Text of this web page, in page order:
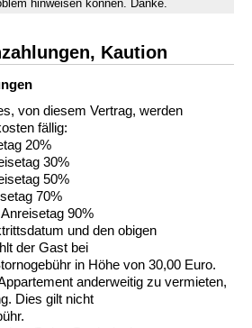
hinweisen können. Danke.
Kaution
von diesem Vertrag, werden
fällig:
20%
30%
50%
70%
90%
und den obigen
der Gast bei
in Höhe von 30,00 Euro.
anderweitig zu vermieten,
Dies gilt nicht